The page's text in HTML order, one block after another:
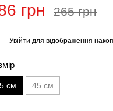
грн 265 грн
Увійти для відображення
см 45 см